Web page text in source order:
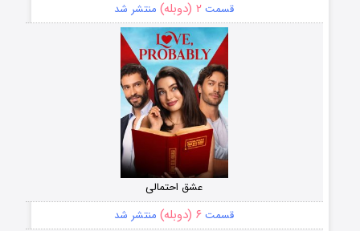
قسمت ۲ (دوبله) منتشر شد
عشق احتمالی
قسمت ۶ (دوبله) منتشر شد